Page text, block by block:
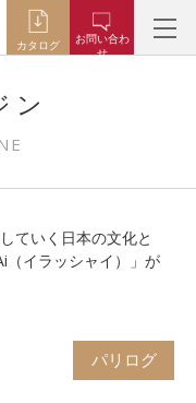
カタログ
お問い合わ
せ
ン
ていく日本の文化と
（イラッシャイ）」が
パリログ